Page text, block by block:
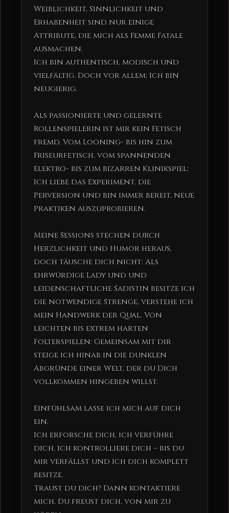
Weiblichkeit, Sinnlichkeit und
Erhabenheit sind nur einige
Attribute, die mich als Femme Fatale
ausmachen.
Ich bin authentisch, modisch und
vielfältig. Doch vor allem: Ich bin
neugierig.
Als passionierte und gelernte
Rollenspielerin ist mir kein Fetisch
fremd. Vom Looning- bis hin zum
Friseurfetisch, vom spannenden
Elektro- bis zum bizarren Klinikspiel:
Ich liebe das Experiment, die
Perversion und bin immer bereit, neue
Praktiken auszuprobieren.
Meine Sessions stechen durch
Herzlichkeit und Humor heraus,
doch täusche dich nicht: Als
ehrwürdige Lady und und
leidenschaftliche Sadistin besitze ich
die notwendige Strenge, verstehe ich
mein Handwerk der Qual. Von
leichten bis extrem harten
Folterspielen: Gemeinsam mit dir
steige ich hinab in die dunklen
Abgründe einer Welt, der du Dich
vollkommen hingeben willst.
Einfühlsam lasse ich mich auf dich
ein.
Ich erforsche dich, ich verführe
dich, ich kontrolliere dich – bis du
mir verfällst und ich dich komplett
besitze.
Traust du dich? Dann kontaktiere
mich. Du freust dich, von mir zu